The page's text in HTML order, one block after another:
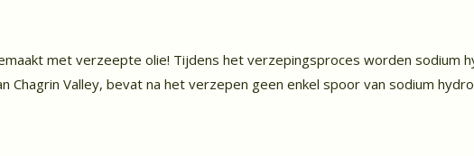
met verzeepte olie! Tijdens het verzepingsproces worden sodium
Chagrin Valley, bevat na het verzepen geen enkel spoor van sodium